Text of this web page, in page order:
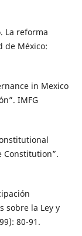
La reforma
de México:
in Mexico
IMFG
Constitution”.
sobre la Ley y
80-91.